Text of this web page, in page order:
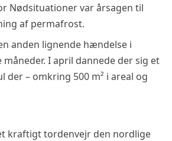
Nødsituationer var årsagen til
af permafrost.
anden lignende hændelse i
måneder. I april dannede der sig et
der – omkring 500 m² i areal og
kraftigt tordenvejr den nordlige